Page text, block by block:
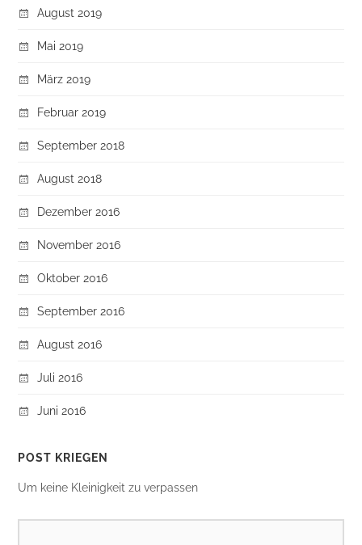
August 2019
Mai 2019
März 2019
Februar 2019
September 2018
August 2018
Dezember 2016
November 2016
Oktober 2016
September 2016
August 2016
Juli 2016
Juni 2016
POST KRIEGEN
Um keine Kleinigkeit zu verpassen